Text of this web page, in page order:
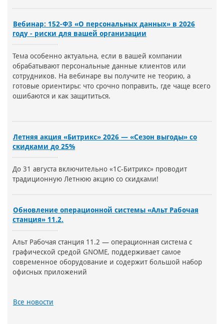
Вебинар: 152-ФЗ «О персональных данных» в 2026
году - риски для вашей организации
Тема особенно актуальна, если в вашей компании
обрабатывают персональные данные клиентов или
сотрудников. На вебинаре вы получите не теорию, а
готовые ориентиры: что срочно поправить, где чаще всего
ошибаются и как защититься.
Летняя акция «Битрикс» 2026 — «Сезон выгоды» со
скидками до 25%
До 31 августа включительно «1С-Битрикс» проводит
традиционную Летнюю акцию со скидками!
Обновление операционной системы «Альт Рабочая
станция» 11.2.
Альт Рабочая станция 11.2 — операционная система с
графической средой GNOME, поддерживает самое
современное оборудование и содержит большой набор
офисных приложений
Все новости